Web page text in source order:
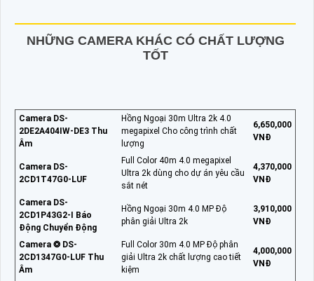
NHỮNG CAMERA KHÁC CÓ CHẤT LƯỢNG
TỐT
Camera DS-
2DE2A404IW-DE3 Thu
Âm
Hồng Ngoại 30m Ultra 2k 4.0
megapixel Cho công trình chất
lượng
6,650,000
VNĐ
Camera DS-
2CD1T47G0-LUF
Full Color 40m 4.0 megapixel
Ultra 2k dùng cho dự án yêu cầu
sắt nét
4,370,000
VNĐ
Camera DS-
2CD1P43G2-I Báo
Động Chuyển Động
Hồng Ngoại 30m 4.0 MP Độ
phân giải Ultra 2k
3,910,000
VNĐ
Camera ❂ DS-
2CD1347G0-LUF Thu
Âm
Full Color 30m 4.0 MP Độ phân
giải Ultra 2k chất lượng cao tiết
kiệm
4,000,000
VNĐ